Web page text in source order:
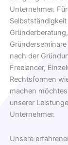
Unternehmer.
nach der
Freelancer,
Rechtsformen
machen
unserer
Unternehmer.
Unsere